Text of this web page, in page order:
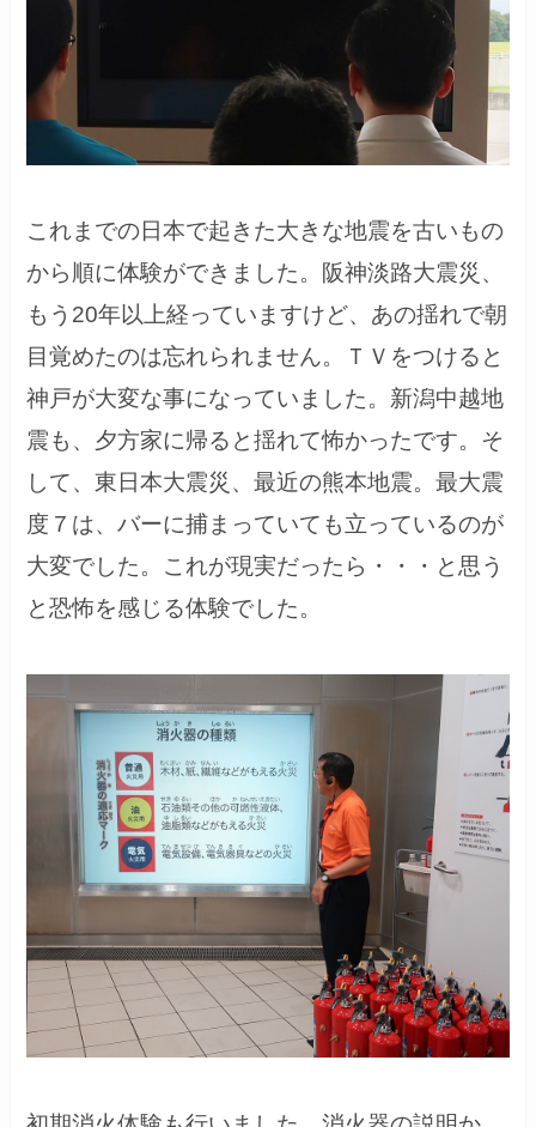
これまでの日本で起きた大きな地震を古いもの
から順に体験ができました。阪神淡路大震災、
もう20年以上経っていますけど、あの揺れで朝
目覚めたのは忘れられません。ＴＶをつけると
神戸が大変な事になっていました。新潟中越地
震も、夕方家に帰ると揺れて怖かったです。そ
して、東日本大震災、最近の熊本地震。最大震
度７は、バーに捕まっていても立っているのが
大変でした。これが現実だったら・・・と思う
と恐怖を感じる体験でした。